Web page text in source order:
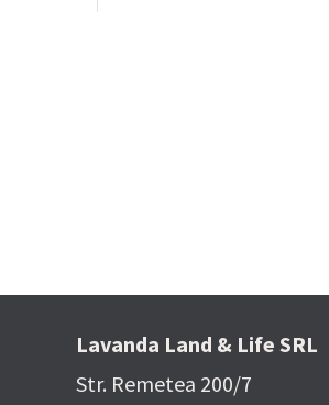
Lavanda Land & Life SRL
Str. Remetea 200/7